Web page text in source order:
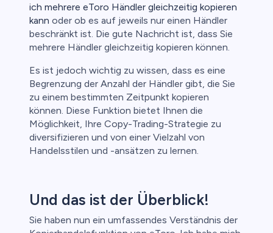
ich mehrere eToro Händler gleichzeitig kopieren
kann oder ob es auf jeweils nur einen Händler
beschränkt ist. Die gute Nachricht ist, dass Sie
mehrere Händler gleichzeitig kopieren können.
Es ist jedoch wichtig zu wissen, dass es eine
Begrenzung der Anzahl der Händler gibt, die Sie
zu einem bestimmten Zeitpunkt kopieren
können. Diese Funktion bietet Ihnen die
Möglichkeit, Ihre Copy-Trading-Strategie zu
diversifizieren und von einer Vielzahl von
Handelsstilen und -ansätzen zu lernen.
Und das ist der Überblick!
Sie haben nun ein umfassendes Verständnis der